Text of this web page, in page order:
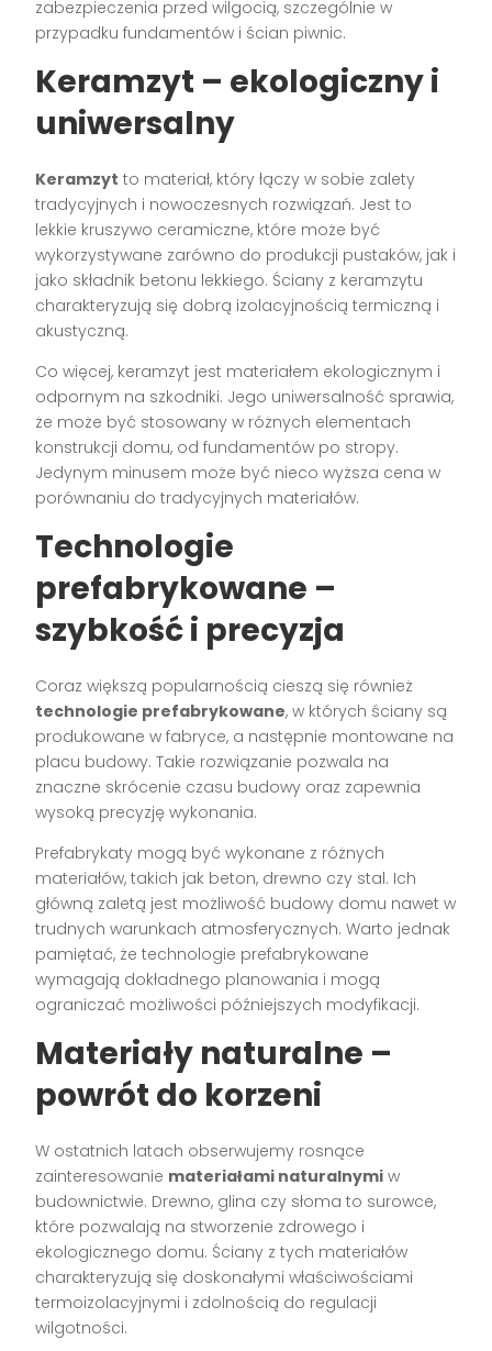
zabezpieczenia przed wilgocią, szczególnie w
przypadku fundamentów i ścian piwnic.
Keramzyt – ekologiczny i
uniwersalny
Keramzyt to materiał, który łączy w sobie zalety
tradycyjnych i nowoczesnych rozwiązań. Jest to
lekkie kruszywo ceramiczne, które może być
wykorzystywane zarówno do produkcji pustaków, jak i
jako składnik betonu lekkiego. Ściany z keramzytu
charakteryzują się dobrą izolacyjnością termiczną i
akustyczną.
Co więcej, keramzyt jest materiałem ekologicznym i
odpornym na szkodniki. Jego uniwersalność sprawia,
że może być stosowany w różnych elementach
konstrukcji domu, od fundamentów po stropy.
Jedynym minusem może być nieco wyższa cena w
porównaniu do tradycyjnych materiałów.
Technologie
prefabrykowane –
szybkość i precyzja
Coraz większą popularnością cieszą się również
technologie prefabrykowane, w których ściany są
produkowane w fabryce, a następnie montowane na
placu budowy. Takie rozwiązanie pozwala na
znaczne skrócenie czasu budowy oraz zapewnia
wysoką precyzję wykonania.
Prefabrykaty mogą być wykonane z różnych
materiałów, takich jak beton, drewno czy stal. Ich
główną zaletą jest możliwość budowy domu nawet w
trudnych warunkach atmosferycznych. Warto jednak
pamiętać, że technologie prefabrykowane
wymagają dokładnego planowania i mogą
ograniczać możliwości późniejszych modyfikacji.
Materiały naturalne –
powrót do korzeni
W ostatnich latach obserwujemy rosnące
zainteresowanie materiałami naturalnymi w
budownictwie. Drewno, glina czy słoma to surowce,
które pozwalają na stworzenie zdrowego i
ekologicznego domu. Ściany z tych materiałów
charakteryzują się doskonałymi właściwościami
termoizolacyjnymi i zdolnością do regulacji
wilgotności.